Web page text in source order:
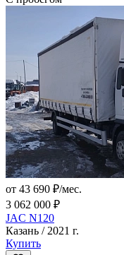
от 43 690 ₽/мес.
3 062 000 ₽
JAC N120
Казань / 2021 г.
Купить